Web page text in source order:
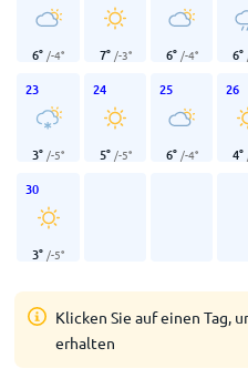
6° /-4° 7° /-3° 6° /-4° 6°
23
3° /-5°
24
5° /-5°
25
6° /-4°
26
4°
30
3° /-5°
Klicken Sie auf einen Tag,
erhalten